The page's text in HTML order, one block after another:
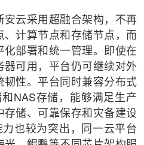
安云采用超融合架构，不再
计算节点和存储节点，而
化部署和统一管理。即使在
可用，平台仍可继续对外
韧性。平台同时兼容分布式
NAS存储，能够满足生产
储、可靠保存和灾备建设
力也较为突出，同一云平台